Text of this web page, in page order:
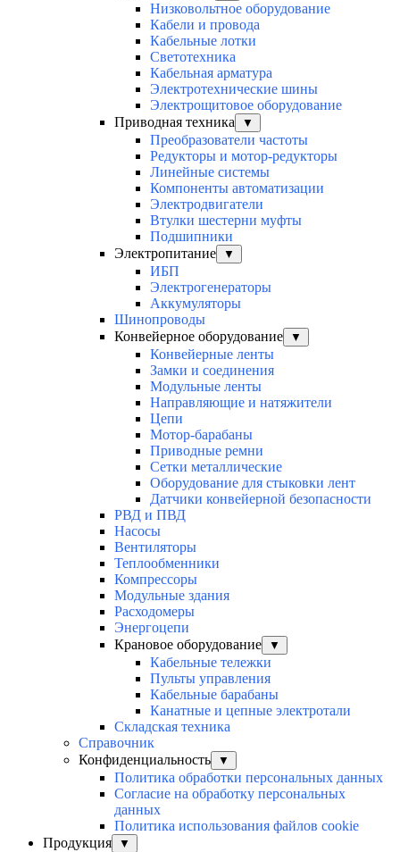
Низковольтное оборудование
Кабели и провода
Кабельные лотки
Светотехника
Кабельная арматура
Электротехнические шины
Электрощитовое оборудование
Приводная техника
▼
Преобразователи частоты
Редукторы и мотор-редукторы
Линейные системы
Компоненты автоматизации
Электродвигатели
Втулки шестерни муфты
Подшипники
Электропитание
▼
ИБП
Электрогенераторы
Аккумуляторы
Шинопроводы
Конвейерное оборудование
▼
Конвейерные ленты
Замки и соединения
Модульные ленты
Направляющие и натяжители
Цепи
Мотор-барабаны
Приводные ремни
Сетки металлические
Оборудование для стыковки лент
Датчики конвейерной безопасности
РВД и ПВД
Насосы
Вентиляторы
Теплообменники
Компрессоры
Модульные здания
Расходомеры
Энергоцепи
Крановое оборудование
▼
Кабельные тележки
Пульты управления
Кабельные барабаны
Канатные и цепные электротали
Складская техника
Справочник
Конфиденциальность
▼
Политика обработки персональных данных
Согласие на обработку персональных
данных
Политика использования файлов cookie
Продукция
▼